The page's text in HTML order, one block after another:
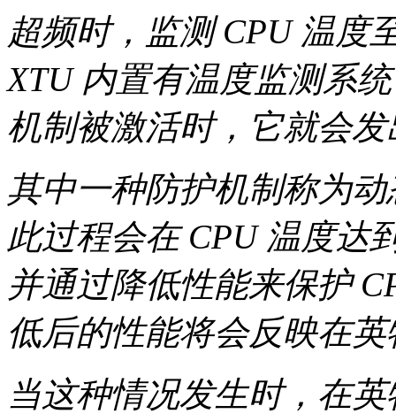
超频时，监测 CPU 温度
XTU 内置有温度监测系
机制被激活时，它就会
其中一种防护机制称为
此过程会在 CPU 温度达
并通过降低性能来保护
低后的性能将会反映在
当这种情况发生时，在